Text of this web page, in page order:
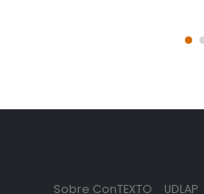
Sobre ConTEXTO UDLAP